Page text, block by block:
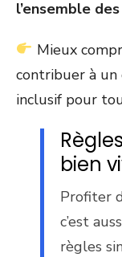
l’ensemble
Mieux
contribuer à un
inclusif pour
bien
Profiter
c’est
règles